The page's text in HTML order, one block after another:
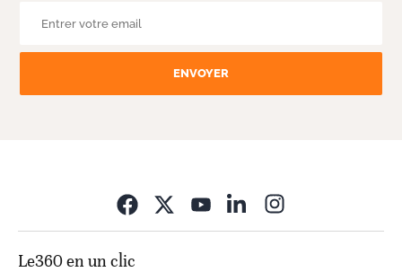
ENVOYER
Le360 en un clic